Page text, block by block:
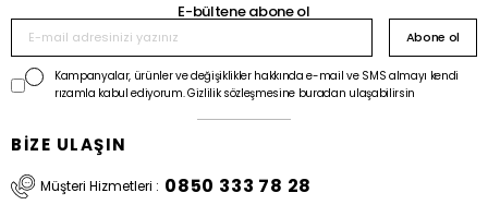
E-bültene abone ol
Abone ol
Kampanyalar, ürünler ve değişiklikler hakkında e-mail ve SMS almayı kendi
rızamla kabul ediyorum. Gizlilik sözleşmesine buradan ulaşabilirsin
BİZE ULAŞIN
Müşteri Hizmetleri : 0850 333 78 28